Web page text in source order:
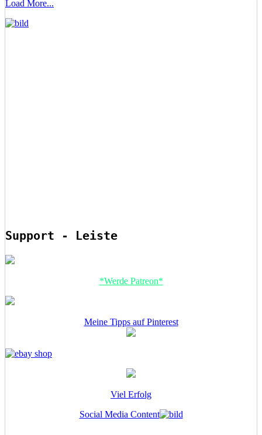
Load More...
Support - Leiste
*Werde Patreon*
Meine Tipps auf Pinterest
Viel Erfolg
Social Media Content